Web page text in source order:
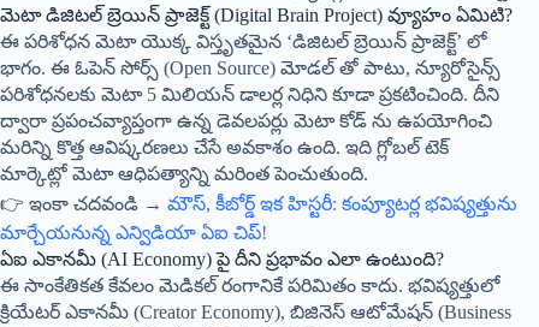
మెటా డిజిటల్ బ్రెయిన్ ప్రాజెక్ట్ (Digital Brain Project) వ్యూహం ఏమిటి?
ఈ పరిశోధన మెటా యొక్క విస్తృతమైన ‘డిజిటల్ బ్రెయిన్ ప్రాజెక్ట్’ లో
భాగం. ఈ ఓపెన్ సోర్స్ (Open Source) మోడల్ తో పాటు, న్యూరోసైన్స్
పరిశోధనలకు మెటా 5 మిలియన్ డాలర్ల నిధిని కూడా ప్రకటించింది. దీని
ద్వారా ప్రపంచవ్యాప్తంగా ఉన్న డెవలపర్లు మెటా కోడ్ ను ఉపయోగించి
మరిన్ని కొత్త ఆవిష్కరణలు చేసే అవకాశం ఉంది. ఇది గ్లోబల్ టెక్
మార్కెట్లో మెటా ఆధిపత్యాన్ని మరింత పెంచుతుంది.
👉 ఇంకా చదవండి → మౌస్, కీబోర్డ్ ఇక హిస్టరీ: కంప్యూటర్ల భవిష్యత్తును
మార్చేయనున్న ఎన్విడియా ఏఐ చిప్!
ఏఐ ఎకానమీ (AI Economy) పై దీని ప్రభావం ఎలా ఉంటుంది?
ఈ సాంకేతికత కేవలం మెడికల్ రంగానికే పరిమితం కాదు. భవిష్యత్తులో
క్రియేటర్ ఎకానమీ (Creator Economy), బిజినెస్ ఆటోమేషన్ (Business